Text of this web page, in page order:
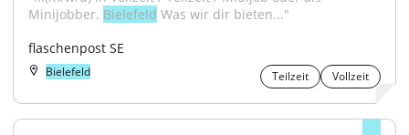
Minijobber. Bielefeld Was wir dir bieten..."
flaschenpost SE
Bielefeld Teilzeit Vollzeit